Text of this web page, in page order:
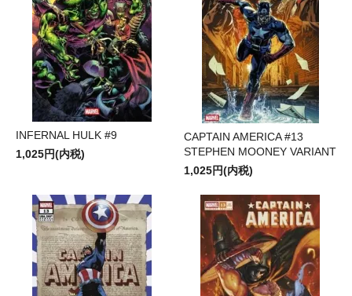
INFERNAL HULK #9
1,025円(内税)
CAPTAIN AMERICA #13
STEPHEN MOONEY VARIANT
1,025円(内税)